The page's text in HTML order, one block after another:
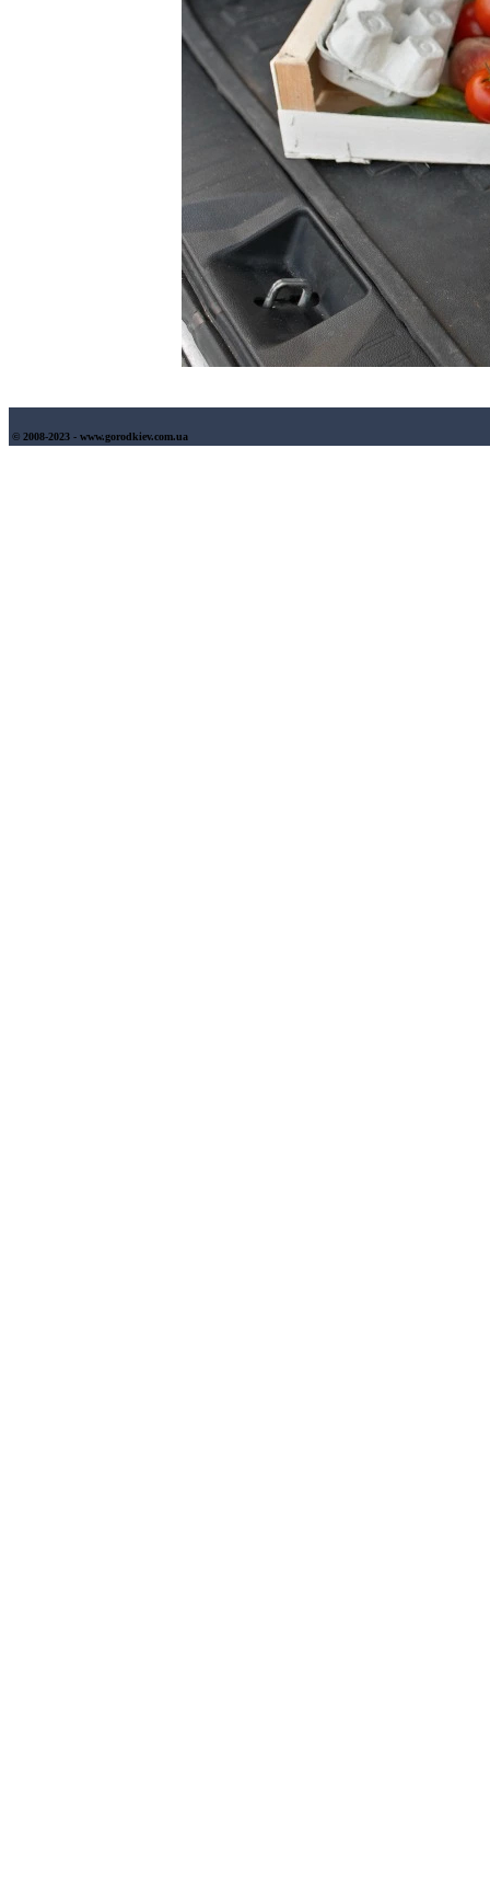
© 2008-2023 - www.gorodkiev.com.ua